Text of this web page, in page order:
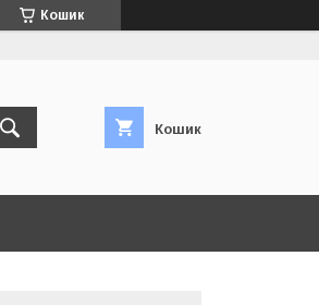
Кошик
Кошик